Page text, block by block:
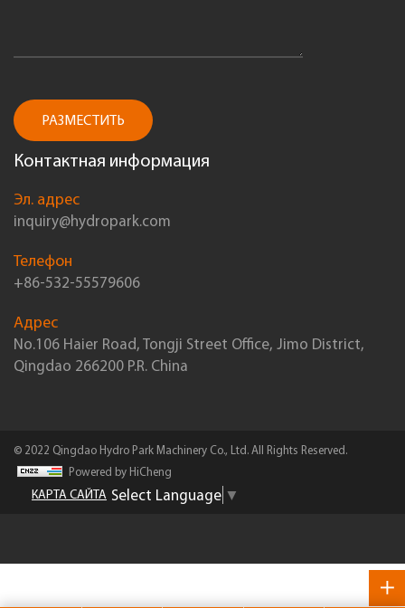
РАЗМЕСТИТЬ
Контактная информация
Эл. адрес
inquiry@hydropark.com
Телефон
+86-532-55579606
Адрес
No.106 Haier Road, Tongji Street Office, Jimo District,
Qingdao 266200 P.R. China
© 2022 Qingdao Hydro Park Machinery Co., Ltd. All Rights Reserved.
Powered by HiCheng
КАРТА САЙТА Select Language ▼